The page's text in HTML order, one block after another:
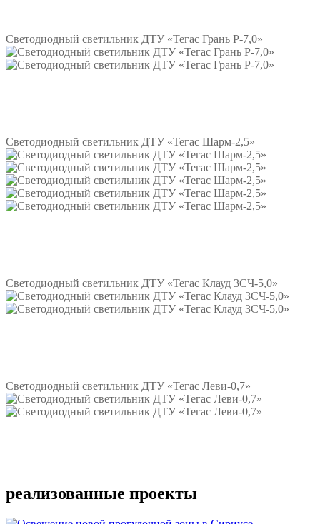
Светодиодный светильник ДТУ «Тегас Грань Р-7,0»
Светодиодный светильник ДТУ «Тегас Шарм-2,5»
Светодиодный светильник ДТУ «Тегас Клауд 3СЧ-5,0»
Светодиодный светильник ДТУ «Тегас Леви-0,7»
реализованные проекты